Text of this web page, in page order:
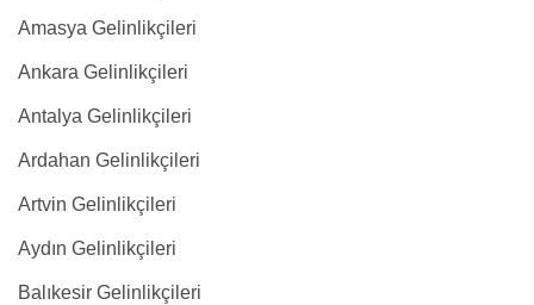
Amasya Gelinlikçileri
Ankara Gelinlikçileri
Antalya Gelinlikçileri
Ardahan Gelinlikçileri
Artvin Gelinlikçileri
Aydın Gelinlikçileri
Balıkesir Gelinlikçileri